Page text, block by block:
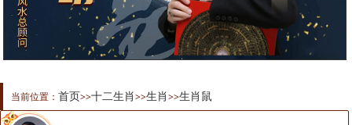
当前位置： 首页>>十二生肖>>生肖>>生肖鼠